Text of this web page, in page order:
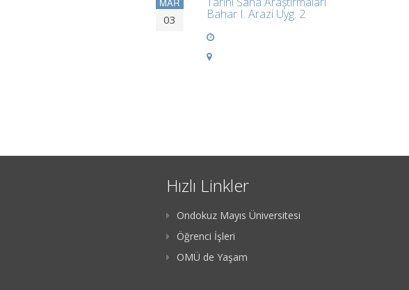
MAR
03 Bahar I. Arazi Uyg. 2
Hızlı Linkler
Ondokuz Mayıs Üniversitesi
Öğrenci İşleri
OMÜ de Yaşam